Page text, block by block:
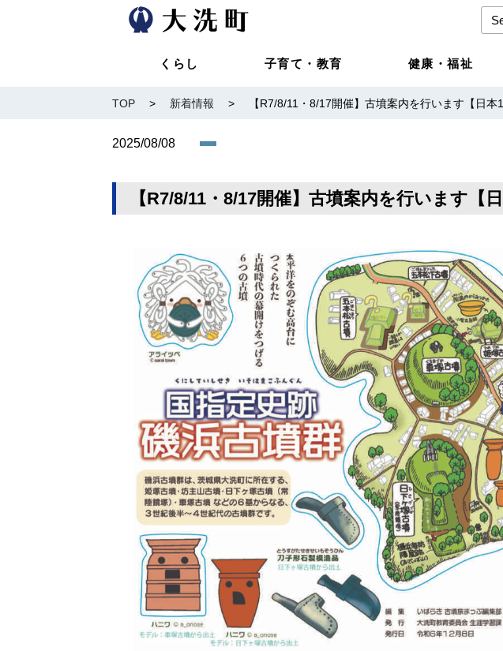
くらし 子育て・教育 健康・福祉
TOP > 新着情報 > 【R7/8/11・8/17開催】古墳案内を行います【日本
2025/08/08
【R7/8/11・8/17開催】古墳案内を行います【日